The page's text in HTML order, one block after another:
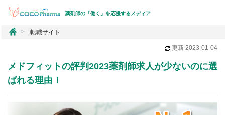
薬剤師の「働く」を応援するメディア
コ
ー
マ
転職サイト
更新 2023-01-04
メドフィットの評判2023薬剤師求人が少ないのに選
ばれる理由！